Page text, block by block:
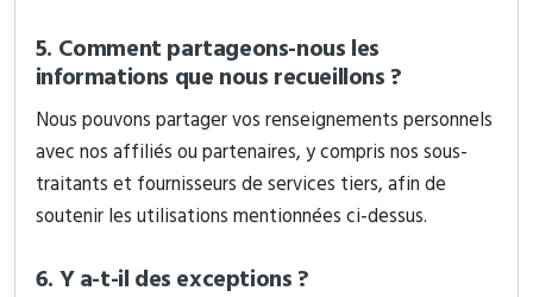
5. Comment partageons-nous les
informations que nous recueillons ?
Nous pouvons partager vos renseignements personnels
avec nos affiliés ou partenaires, y compris nos sous-
traitants et fournisseurs de services tiers, afin de
soutenir les utilisations mentionnées ci-dessus.
6. Y a-t-il des exceptions ?